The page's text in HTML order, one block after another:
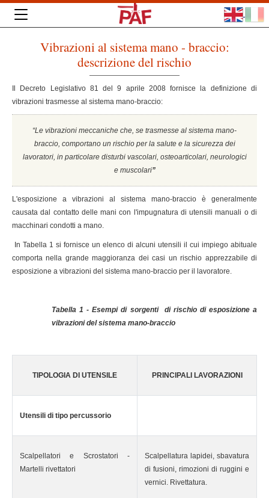
Vibrazioni al sistema mano - braccio:
descrizione del rischio
Il Decreto Legislativo 81 del 9 aprile 2008 fornisce la definizione di
vibrazioni trasmesse al sistema mano-braccio:
“Le vibrazioni meccaniche che, se trasmesse al sistema mano-
braccio, comportano un rischio per la salute e la sicurezza dei
lavoratori, in particolare disturbi vascolari, osteoarticolari, neurologici
e muscolari”
L'esposizione a vibrazioni al sistema mano-braccio è generalmente
causata dal contatto delle mani con l'impugnatura di utensili manuali o di
macchinari condotti a mano.
In Tabella 1 si fornisce un elenco di alcuni utensili il cui impiego abituale
comporta nella grande maggioranza dei casi un rischio apprezzabile di
esposizione a vibrazioni del sistema mano-braccio per il lavoratore.
Tabella 1 - Esempi di sorgenti di rischio di esposizione a
vibrazioni del sistema mano-braccio
TIPOLOGIA DI UTENSILE PRINCIPALI LAVORAZIONI
Utensili di tipo percussorio
Scalpellatori e Scrostatori -
Martelli rivettatori
Scalpellatura lapidei, sbavatura
di fusioni, rimozioni di ruggini e
vernici. Rivettatura.